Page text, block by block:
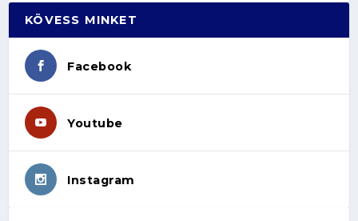
KÖVESS MINKET
Facebook
Youtube
Instagram